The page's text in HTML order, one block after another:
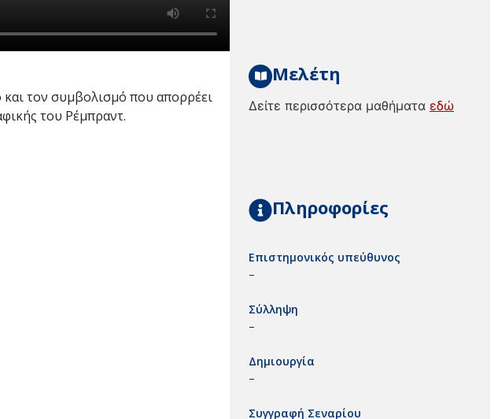
τον συμβολισμό που απορρέει
του Ρέμπραντ.
Μελέτη
Δείτε περισσότερα μαθήματα εδώ
Πληροφορίες
Επιστημονικός υπεύθυνος
–
Σύλληψη
–
Δημιουργία
–
Συγγραφή Σεναρίου